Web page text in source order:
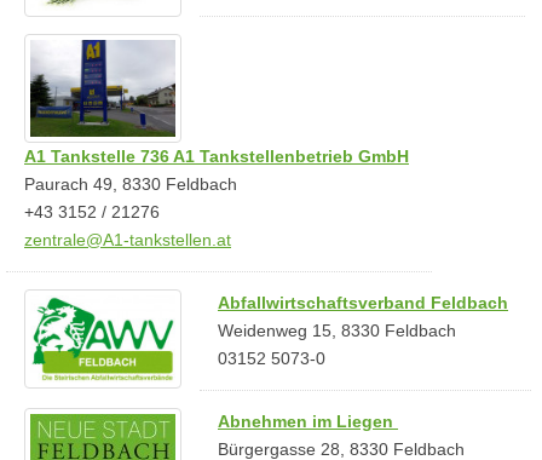
A1 Tankstelle 736 A1 Tankstellenbetrieb GmbH
Paurach 49, 8330 Feldbach
+43 3152 / 21276
zentrale@A1-tankstellen.at
Abfallwirtschaftsverband Feldbach
Weidenweg 15, 8330 Feldbach
03152 5073-0
Abnehmen im Liegen
Bürgergasse 28, 8330 Feldbach